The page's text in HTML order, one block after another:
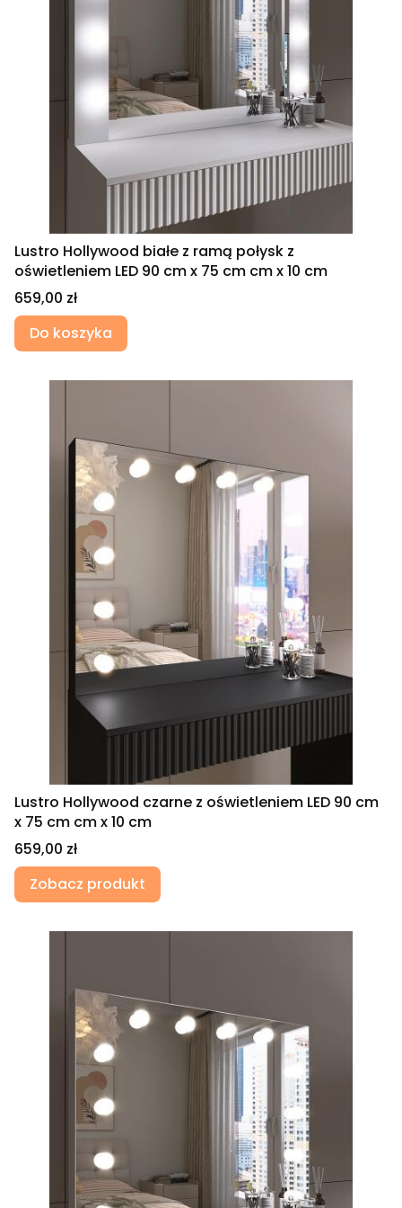
Lustro Hollywood białe z ramą połysk z
oświetleniem LED 90 cm x 75 cm cm x 10 cm
Cena
659,00 zł
Do koszyka
Lustro Hollywood czarne z oświetleniem LED 90 cm
x 75 cm cm x 10 cm
Cena
659,00 zł
Zobacz produkt